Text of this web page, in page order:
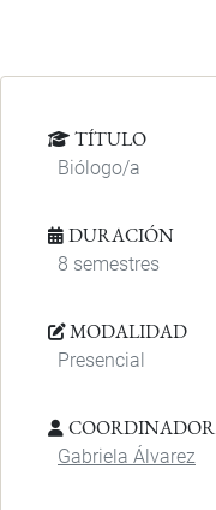
TÍTULO
Biólogo/a
DURACIÓN
8 semestres
MODALIDAD
Presencial
COORDINADOR
Gabriela Álvarez